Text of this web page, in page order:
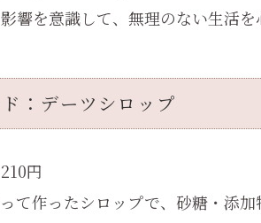
響を意識して、無理のない生活を
：デーツシロップ
円
て作ったシロップで、砂糖・添加